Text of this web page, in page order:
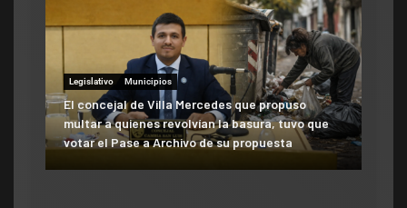
Legislativo Municipios
El concejal de Villa Mercedes que propuso
multar a quienes revolvían la basura, tuvo que
votar el Pase a Archivo de su propuesta